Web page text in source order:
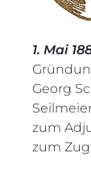
1. Mai
Georg
zum
zum